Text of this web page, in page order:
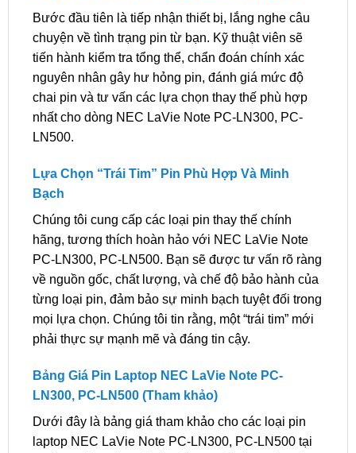
Bước đầu tiên là tiếp nhận thiết bị, lắng nghe câu
chuyện về tình trạng pin từ bạn. Kỹ thuật viên sẽ
tiến hành kiểm tra tổng thể, chẩn đoán chính xác
nguyên nhân gây hư hỏng pin, đánh giá mức độ
chai pin và tư vấn các lựa chọn thay thế phù hợp
nhất cho dòng NEC LaVie Note PC-LN300, PC-
LN500.
Lựa Chọn “Trái Tim” Pin Phù Hợp Và Minh
Bạch
Chúng tôi cung cấp các loại pin thay thế chính
hãng, tương thích hoàn hảo với NEC LaVie Note
PC-LN300, PC-LN500. Bạn sẽ được tư vấn rõ ràng
về nguồn gốc, chất lượng, và chế độ bảo hành của
từng loại pin, đảm bảo sự minh bạch tuyệt đối trong
mọi lựa chọn. Chúng tôi tin rằng, một “trái tim” mới
phải thực sự mạnh mẽ và đáng tin cậy.
Bảng Giá Pin Laptop NEC LaVie Note PC-
LN300, PC-LN500 (Tham khảo)
Dưới đây là bảng giá tham khảo cho các loại pin
laptop NEC LaVie Note PC-LN300, PC-LN500 tại